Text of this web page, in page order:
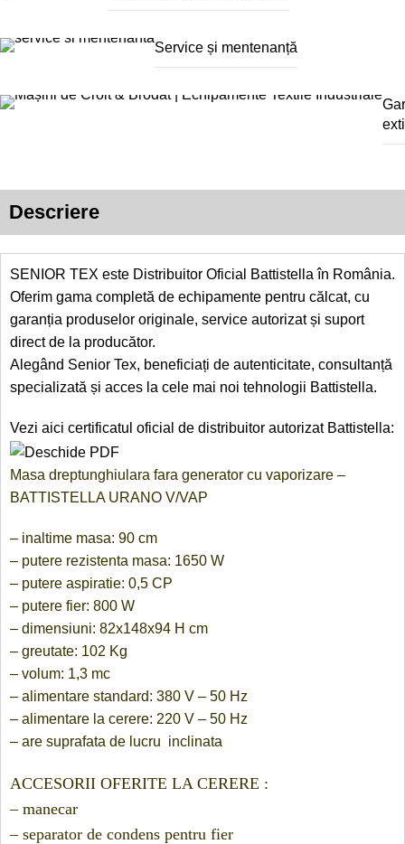
Service și mentenanță
Descriere
SENIOR TEX este Distribuitor Oficial Battistella în România.
Oferim gama completă de echipamente pentru călcat, cu
garanția produselor originale, service autorizat și suport
direct de la producător.
Alegând Senior Tex, beneficiați de autenticitate, consultanță
specializată și acces la cele mai noi tehnologii Battistella.
Vezi aici certificatul oficial de distribuitor autorizat Battistella:
Masa dreptunghiulara fara generator cu vaporizare –
BATTISTELLA URANO V/VAP
– inaltime masa: 90 cm
– putere rezistenta masa: 1650 W
– putere aspiratie: 0,5 CP
– putere fier: 800 W
– dimensiuni: 82x148x94 H cm
– greutate: 102 Kg
– volum: 1,3 mc
– alimentare standard: 380 V – 50 Hz
– alimentare la cerere: 220 V – 50 Hz
– are suprafata de lucru inclinata
ACCESORII OFERITE LA CERERE :
– manecar
– separator de condens pentru fier